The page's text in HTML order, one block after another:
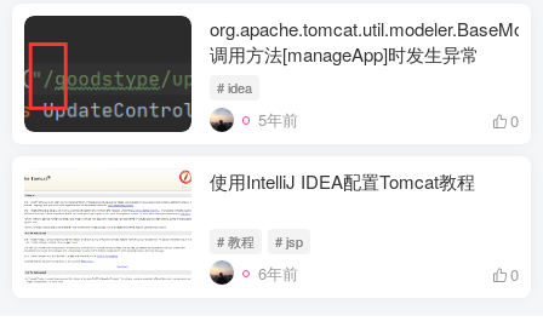
调用方法[manageApp]时发生异常
# idea
5年前 0
使用IntelliJ IDEA配置Tomcat教程
# 教程 # jsp
6年前 0